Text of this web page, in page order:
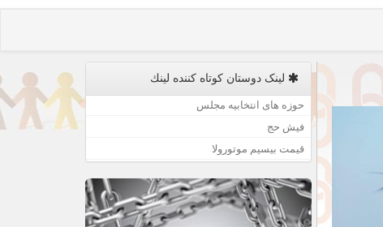
لینک دوستان كوتاه كننده لینك
حوزه های انتخابیه مجلس
فیش حج
قیمت بیسیم موتورولا